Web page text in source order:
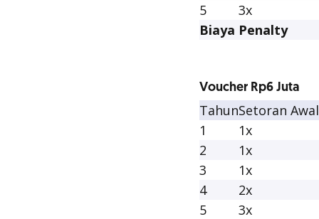
5
3x
Biaya Penalty
Voucher Rp6 Juta
TahunSetoran Awal
1
1x
2
1x
3
1x
4
2x
5
3x